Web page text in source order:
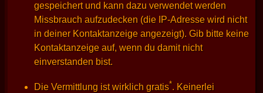
gespeichert und kann dazu verwendet werden
Missbrauch aufzudecken (die IP-Adresse wird nicht
in deiner Kontaktanzeige angezeigt). Gib bitte keine
Kontaktanzeige auf, wenn du damit nicht
einverstanden bist.
Die Vermittlung ist wirklich gratis*. Keinerlei